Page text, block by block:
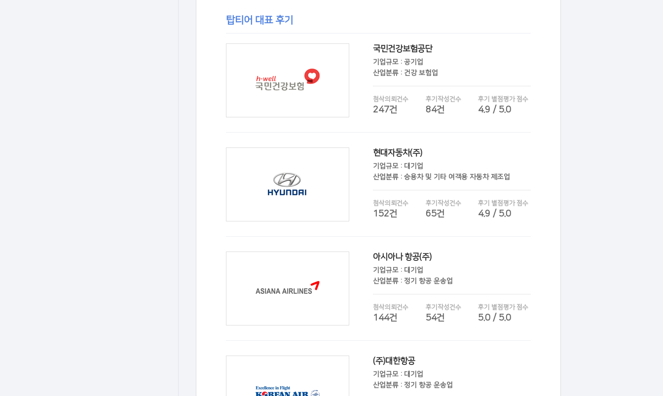
탑티어 대표 후기
국민건강보험공단
기업규모 : 공기업
산업분류 : 건강 보험업
첨삭의뢰건수
247건
후기작성건수
84건
후기 별점평가 점수
4.9 / 5.0
현대자동차(주)
기업규모 : 대기업
산업분류 : 승용차 및 기타 여객용 자동차 제조업
첨삭의뢰건수
152건
후기작성건수
65건
후기 별점평가 점수
4.9 / 5.0
아시아나 항공(주)
기업규모 : 대기업
산업분류 : 정기 항공 운송업
첨삭의뢰건수
144건
후기작성건수
54건
후기 별점평가 점수
5.0 / 5.0
(주)대한항공
기업규모 : 대기업
산업분류 : 정기 항공 운송업